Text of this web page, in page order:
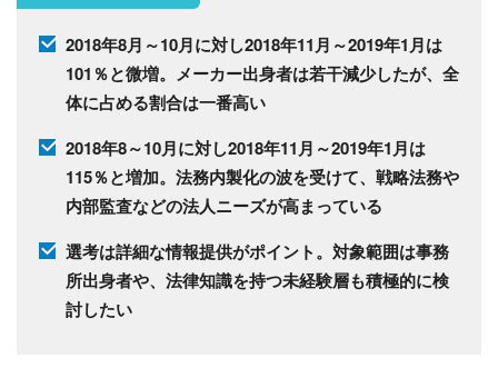
2018年8月～10月に対し2018年11月～2019年1月は
101％と微増。メーカー出身者は若干減少したが、全
体に占める割合は一番高い
2018年8～10月に対し2018年11月～2019年1月は
115％と増加。法務内製化の波を受けて、戦略法務や
内部監査などの法人ニーズが高まっている
選考は詳細な情報提供がポイント。対象範囲は事務
所出身者や、法律知識を持つ未経験層も積極的に検
討したい